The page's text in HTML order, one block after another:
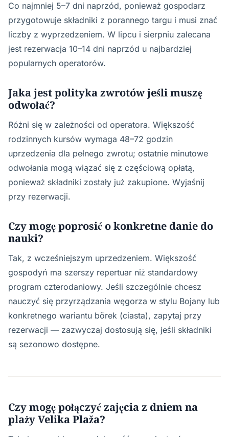
Co najmniej 5–7 dni naprzód, ponieważ gospodarz
przygotowuje składniki z porannego targu i musi znać
liczby z wyprzedzeniem. W lipcu i sierpniu zalecana
jest rezerwacja 10–14 dni naprzód u najbardziej
popularnych operatorów.
Jaka jest polityka zwrotów jeśli muszę
odwołać?
Różni się w zależności od operatora. Większość
rodzinnych kursów wymaga 48–72 godzin
uprzedzenia dla pełnego zwrotu; ostatnie minutowe
odwołania mogą wiązać się z częściową opłatą,
ponieważ składniki zostały już zakupione. Wyjaśnij
przy rezerwacji.
Czy mogę poprosić o konkretne danie do
nauki?
Tak, z wcześniejszym uprzedzeniem. Większość
gospodyń ma szerszy repertuar niż standardowy
program czterodaniowy. Jeśli szczególnie chcesz
nauczyć się przyrządzania węgorza w stylu Bojany lub
konkretnego wariantu börek (ciasta), zapytaj przy
rezerwacji — zazwyczaj dostosują się, jeśli składniki
są sezonowo dostępne.
Czy mogę połączyć zajęcia z dniem na
plaży Velika Plaža?